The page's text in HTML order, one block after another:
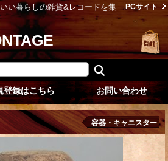
い暮らしの雑貨&レコードを集
PCサイト
登録はこちら お問い合わせ
容器・キャニスター